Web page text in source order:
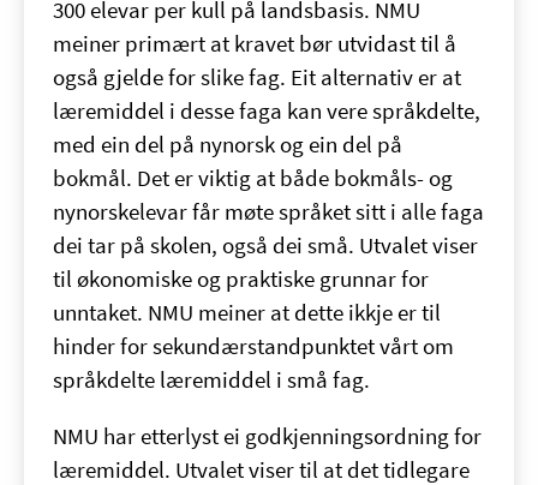
300 elevar per kull på landsbasis. NMU
meiner primært at kravet bør utvidast til å
også gjelde for slike fag. Eit alternativ er at
læremiddel i desse faga kan vere språkdelte,
med ein del på nynorsk og ein del på
bokmål. Det er viktig at både bokmåls- og
nynorskelevar får møte språket sitt i alle faga
dei tar på skolen, også dei små. Utvalet viser
til økonomiske og praktiske grunnar for
unntaket. NMU meiner at dette ikkje er til
hinder for sekundærstandpunktet vårt om
språkdelte læremiddel i små fag.
NMU har etterlyst ei godkjenningsordning for
læremiddel. Utvalet viser til at det tidlegare